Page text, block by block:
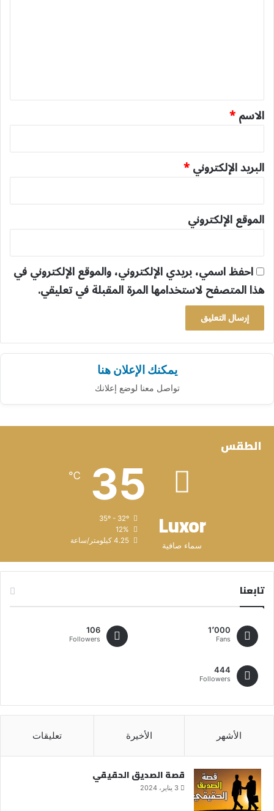
ق
*
الاسم*
البريد الإلكتروني*
الموقع الإلكتروني
احفظ اسمي، بريدي الإلكتروني، والموقع الإلكتروني في
هذا المتصفح لاستخدامها المرة المقبلة في تعليقي.
يمكنك الإعلان هنا
تواصل معنا لوضع إعلانك
الطقس
Luxor
سماء صافية
35
℃
35º - 32º
12%
4.25 كيلومتر/ساعة
تابعنا
1٬000
Fans
106
Followers
444
Followers
الأشهر الأخيرة تعليقات
قصة الصديق الحقيقي
3 يناير، 2024